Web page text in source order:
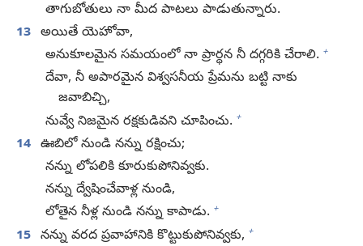
తాగుబోతులు నా మీద పాటలు పాడుతున్నారు.
13 అయితే యెహోవా,
అనుకూలమైన సమయంలో నా ప్రార్థన నీ దగ్గరికి చేరాలి. +
దేవా, నీ అపారమైన విశ్వసనీయ ప్రేమను బట్టి నాకు
జవాబిచ్చి,
నువ్వే నిజమైన రక్షకుడివని చూపించు. +
14 ఊబిలో నుండి నన్ను రక్షించు;
నన్ను లోపలికి కూరుకుపోనివ్వకు.
నన్ను ద్వేషించేవాళ్ల నుండి,
లోతైన నీళ్ల నుండి నన్ను కాపాడు. +
15 నన్ను వరద ప్రవాహానికి కొట్టుకుపోనివ్వకు, +